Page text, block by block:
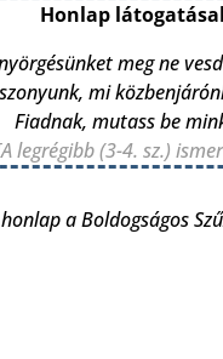
Honlap
meg ne
mi
Fiadnak, mutass be
legrégibb (3-4. sz.)
a Boldogságos